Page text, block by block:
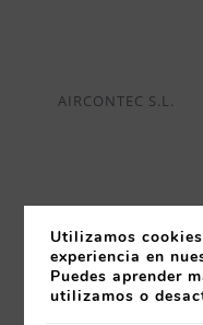
AIRCONTEC S.L.
ALAS IBERIA SLU
ALGEPOSA
Utilizamos
experiencia en
Puedes aprender
utilizamos o